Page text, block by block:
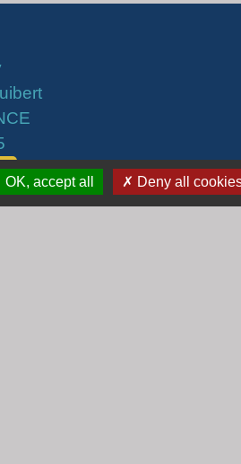
OK, accept all Deny all